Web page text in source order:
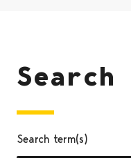
Search
Search term(s)